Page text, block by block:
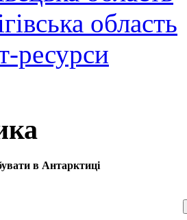
область
ресурси
в Антарктиці